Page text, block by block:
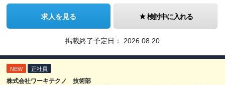
求人を見る 検討中に入れる
掲載終了予定日： 2026.08.20
NEW 正社員
株式会社ワーキテクノ 技術部